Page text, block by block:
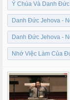
Ý Chúa Và Danh
Danh Đức Jehova -
Danh Đức Jehova -
Nhớ Việc Làm Của